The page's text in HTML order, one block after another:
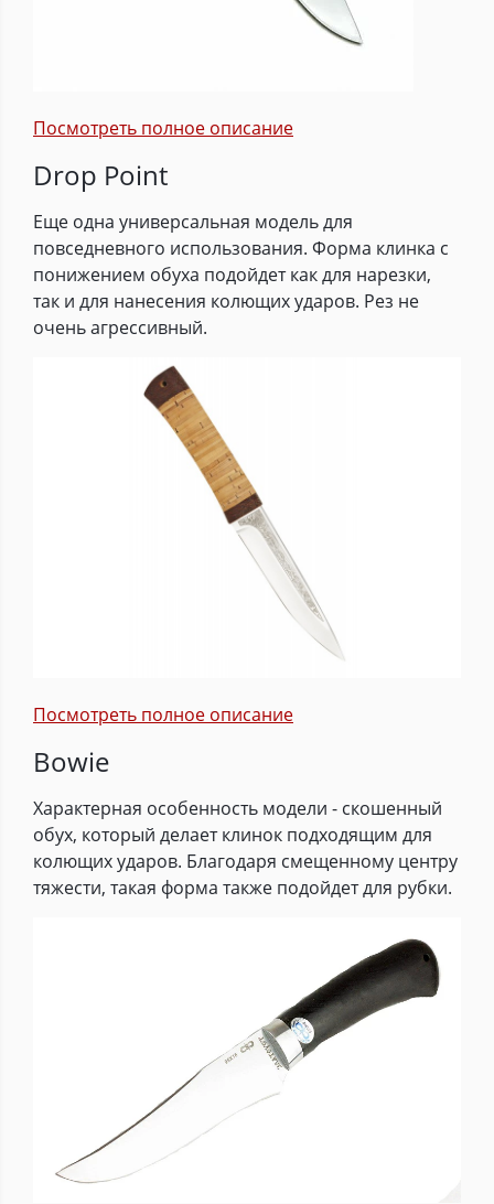
Посмотреть полное описание
Drop Point
Еще одна универсальная модель для
повседневного использования. Форма клинка с
понижением обуха подойдет как для нарезки,
так и для нанесения колющих ударов. Рез не
очень агрессивный.
Посмотреть полное описание
Bowie
Характерная особенность модели - скошенный
обух, который делает клинок подходящим для
колющих ударов. Благодаря смещенному центру
тяжести, такая форма также подойдет для рубки.